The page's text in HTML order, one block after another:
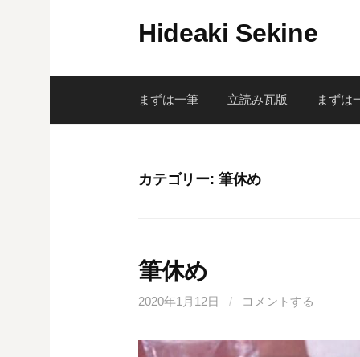
ン
Hideaki Sekine
まずは一筆 立読み瓦版 まずは
カテゴリー: 筆休め
筆休め
2020年1月12日 / コメントする